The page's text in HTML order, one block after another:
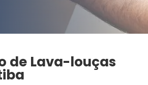
de Lava-louças